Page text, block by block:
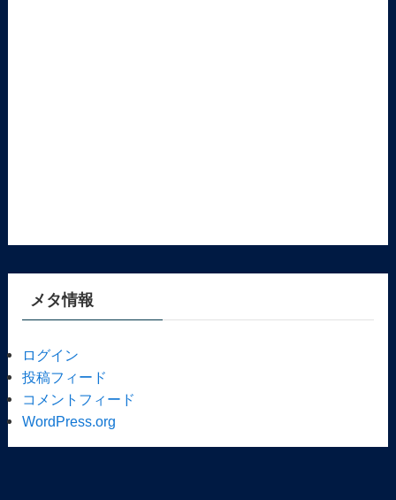
メタ情報
ログイン
投稿フィード
コメントフィード
WordPress.org